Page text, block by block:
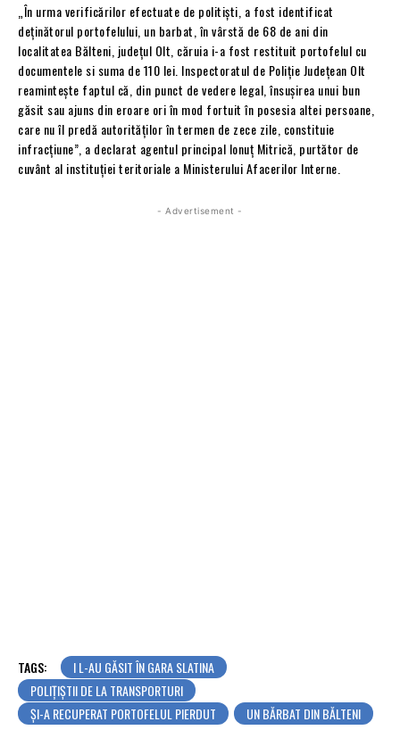
„În urma verificărilor efectuate de politiști, a fost identificat
deținătorul portofelului, un barbat, în vârstă de 68 de ani din
localitatea Bălteni, județul Olt, căruia i-a fost restituit portofelul cu
documentele si suma de 110 lei. Inspectoratul de Poliție Județean Olt
reamintește faptul că, din punct de vedere legal, însuşirea unui bun
găsit sau ajuns din eroare ori în mod fortuit în posesia altei persoane,
care nu îl predă autorităților în termen de zece zile, constituie
infracțiune”, a declarat agentul principal Ionuț Mitrică, purtător de
cuvânt al instituției teritoriale a Ministerului Afacerilor Interne.
- Advertisement -
TAGS:
I L-AU GĂSIT ÎN GARA SLATINA
POLIȚIȘTII DE LA TRANSPORTURI
ȘI-A RECUPERAT PORTOFELUL PIERDUT
UN BĂRBAT DIN BĂLTENI